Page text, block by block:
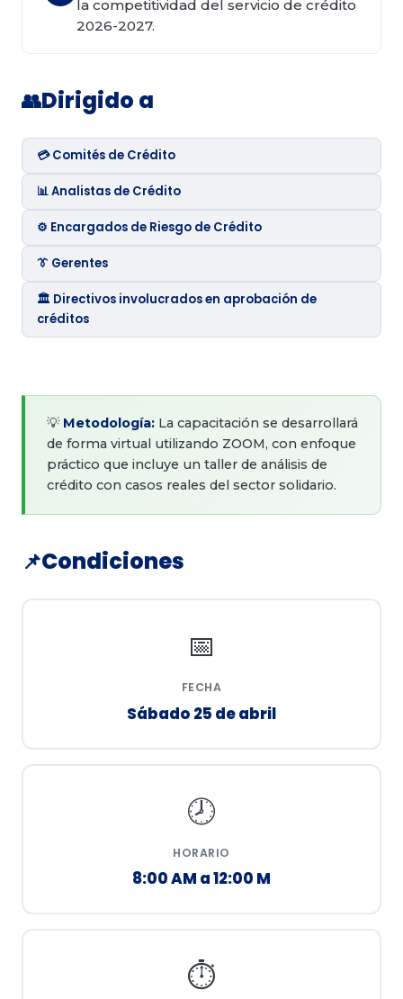
la competitividad del servicio de crédito
2026-2027.
👥Dirigido a
💳 Comités de Crédito
📊 Analistas de Crédito
⚙️ Encargados de Riesgo de Crédito
👔 Gerentes
🏛️ Directivos involucrados en aprobación de
créditos
💡 Metodología: La capacitación se desarrollará
de forma virtual utilizando ZOOM, con enfoque
práctico que incluye un taller de análisis de
crédito con casos reales del sector solidario.
📌Condiciones
📅
FECHA
Sábado 25 de abril
🕗
HORARIO
8:00 AM a 12:00 M
⏱️